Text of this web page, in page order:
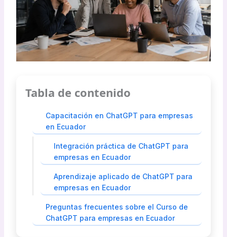
Tabla de contenido
Capacitación en ChatGPT para empresas
en Ecuador
Integración práctica de ChatGPT para
empresas en Ecuador
Aprendizaje aplicado de ChatGPT para
empresas en Ecuador
Preguntas frecuentes sobre el Curso de
ChatGPT para empresas en Ecuador